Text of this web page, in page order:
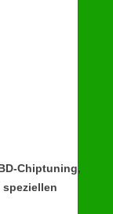
Chiptuning,